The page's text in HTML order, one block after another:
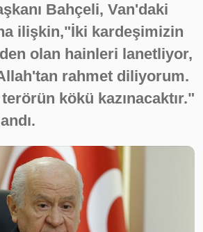
Bahçeli, Van'daki
ilişkin,"İki kardeşimizin
olan hainleri lanetliyor,
rahmet diliyorum.
kökü kazınacaktır."